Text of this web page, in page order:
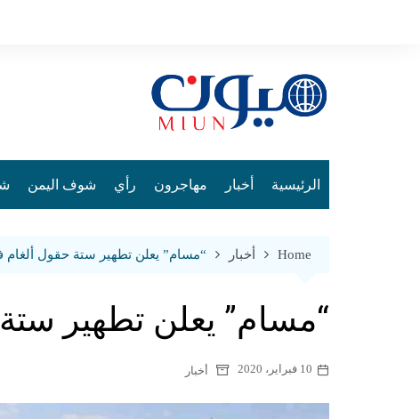
الرئيسية أخبار مهاجرون رأي شوف اليمن
Home أخبار “مسام” يعلن تطهير ستة حقول ألغام
“مسام” يعلن تطهير
10 فبراير، 2020 أخبار